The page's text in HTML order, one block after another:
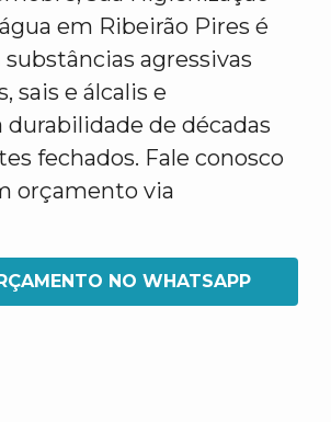
em Ribeirão Pires é
agressivas
sais e álcalis e
durabilidade de décadas
fechados. Fale conosco
orçamento via
NO WHATSAPP